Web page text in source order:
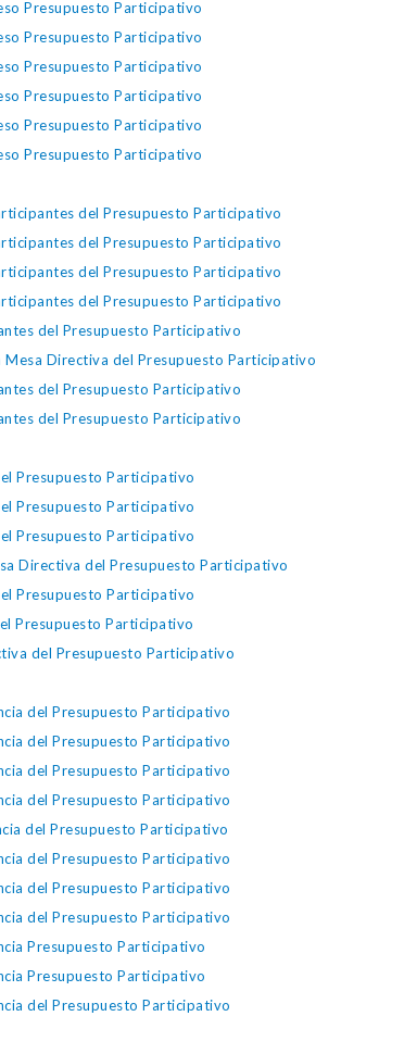
Presupuesto Participativo
Presupuesto Participativo
Presupuesto Participativo
Presupuesto Participativo
Presupuesto Participativo
Presupuesto Participativo
del Presupuesto Participativo
del Presupuesto Participativo
del Presupuesto Participativo
del Presupuesto Participativo
del Presupuesto Participativo
Directiva del Presupuesto Participativo
del Presupuesto Participativo
del Presupuesto Participativo
Presupuesto Participativo
Presupuesto Participativo
Presupuesto Participativo
Directiva del Presupuesto Participativo
Presupuesto Participativo
Presupuesto Participativo
del Presupuesto Participativo
del Presupuesto Participativo
del Presupuesto Participativo
del Presupuesto Participativo
del Presupuesto Participativo
del Presupuesto Participativo
del Presupuesto Participativo
del Presupuesto Participativo
del Presupuesto Participativo
Presupuesto Participativo
Presupuesto Participativo
del Presupuesto Participativo